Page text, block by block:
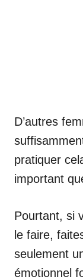
D’autres
pratiquer
important
Pourtant, si
le faire,
seulement
émotionnel